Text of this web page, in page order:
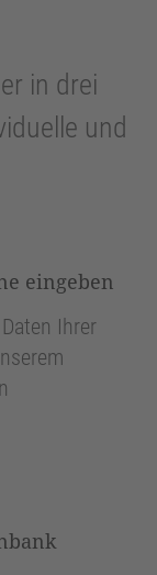
in drei
und
eingeben
Ihrer